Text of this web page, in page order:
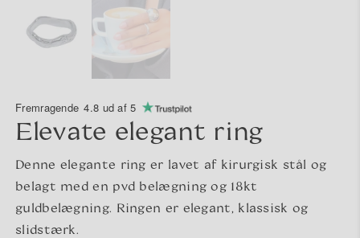
Fremragende 4.8 ud af 5
Elevate elegant ring
Denne elegante ring er lavet af kirurgisk stål og
belagt med en pvd belægning og 18kt
guldbelægning. Ringen er elegant, klassisk og
slidstærk.